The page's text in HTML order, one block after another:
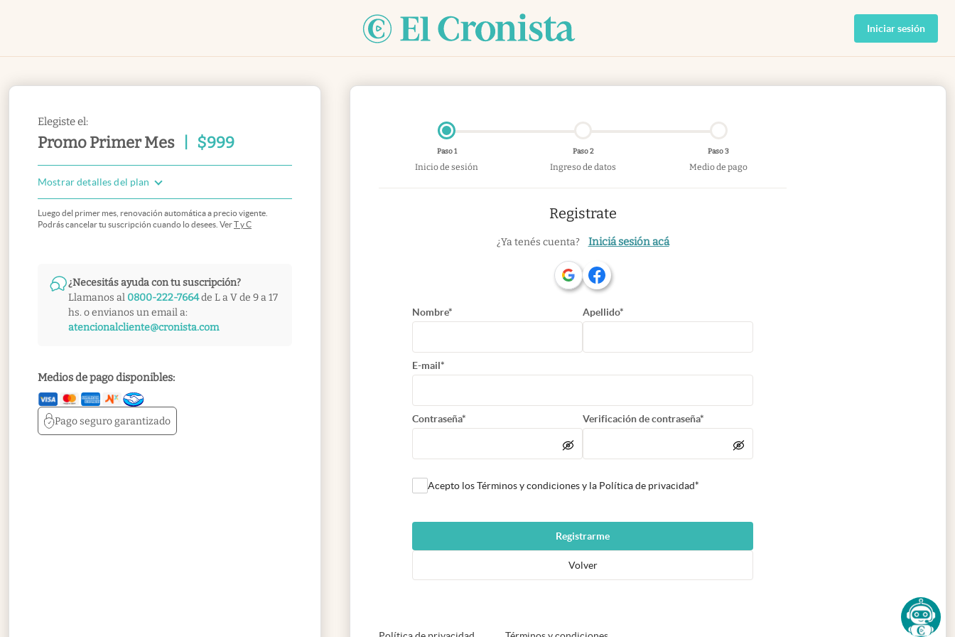
Iniciar sesión
Elegiste el:
Promo Primer Mes $999
Mostrar detalles del plan
Luego del primer mes, renovación automática a precio vigente.
Podrás cancelar tu suscripción cuando lo desees. VerT y C
¿Necesitás ayuda con tu suscripción?
Llamanos al 0800-222-7664de L a V de 9 a 17
hs. o envianos un email a:
atencionalcliente@cronista.com
Medios de pago disponibles:
Pago segurogarantizado
Paso 1
Inicio de sesión
Paso 2
Ingreso de datos
Paso 3
Medio de pago
Registrate
¿Ya tenés cuenta? Iniciá sesión acá
Nombre* Apellido*
E-mail*
Contraseña* Verificación de contraseña*
Acepto los Términos y condiciones y la Política de privacidad*
Registrarme
Volver